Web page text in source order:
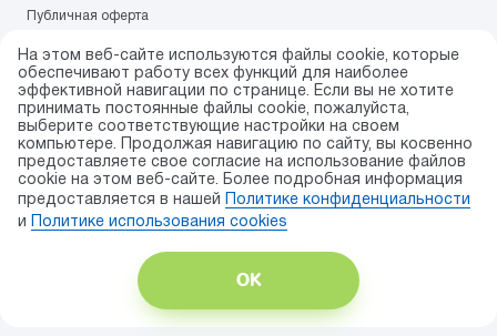
На этом веб-сайте используются файлы cookie, которые
обеспечивают работу всех функций для наиболее
эффективной навигации по странице. Если вы не хотите
принимать постоянные файлы cookie, пожалуйста,
выберите соответствующие настройки на своем
компьютере. Продолжая навигацию по сайту, вы косвенно
предоставляете свое согласие на использование файлов
cookie на этом веб-сайте. Более подробная информация
предоставляется в нашей
Политике конфиденциальности
и
Политике использования сookies
ОК
Публичная оферта
Карта сайта
Разработка сайта — ITECH.group